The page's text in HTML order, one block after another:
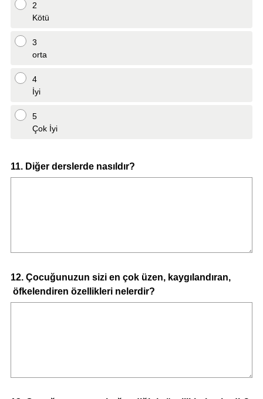
2
Kötü
3
orta
4
İyi
5
Çok İyi
Question
11. Diğer derslerde nasıldır?
Question
Title
12. Çocuğunuzun sizi en çok üzen, kaygılandıran,
öfkelendiren özellikleri nelerdir?